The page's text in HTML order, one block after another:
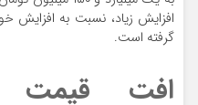
افزایش زیاد، نسبت به افزایش
گرفته است.
افت قیمت